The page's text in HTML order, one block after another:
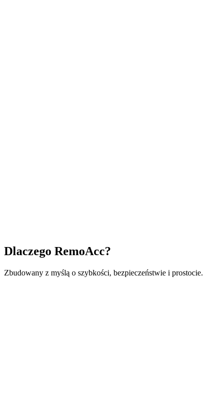
Dlaczego RemoAcc?
Zbudowany z myślą o szybkości, bezpieczeństwie i prostocie.